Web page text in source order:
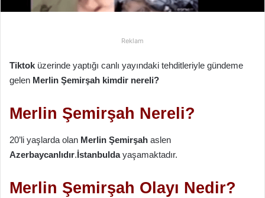
Reklam
Tiktok üzerinde yaptığı canlı yayındaki tehditleriyle gündeme
gelen Merlin Şemirşah kimdir nereli?
Merlin Şemirşah Nereli?
20’li yaşlarda olan Merlin Şemirşah aslen
Azerbaycanlıdır.İstanbuldayaşamaktadır.
Merlin Şemirşah Olayı Nedir?